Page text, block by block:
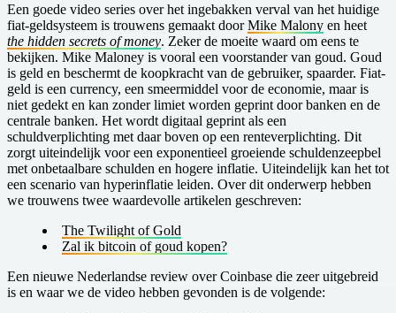
Een goede video series over het ingebakken verval van het huidige
fiat-geldsysteem is trouwens gemaakt doorMike Malony en heet
the hidden secrets of money. Zeker de moeite waard om eens te
bekijken. Mike Maloney is vooral een voorstander van goud. Goud
is geld en beschermt de koopkracht van de gebruiker, spaarder. Fiat-
geld is een currency, een smeermiddel voor de economie, maar is
niet gedekt en kan zonder limiet worden geprint door banken en de
centrale banken. Het wordt digitaal geprint als een
schuldverplichting met daar boven op een renteverplichting. Dit
zorgt uiteindelijk voor een exponentieel groeiende schuldenzeepbel
met onbetaalbare schulden en hogere inflatie. Uiteindelijk kan het tot
een scenario van hyperinflatie leiden. Over dit onderwerp hebben
we trouwens twee waardevolle artikelen geschreven:
The Twilight of Gold
Z al ik bitcoin of goud kopen?
E en nieuwe Nederlandse review over Coinbase die zeer uitgebreid
is en waar we de video hebben gevonden is de volgende: